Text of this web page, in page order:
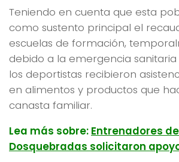
Teniendo en cuenta que esta
como sustento principal el
escuelas de formación,
debido a la emergencia sanitaria
los deportistas recibieron
en alimentos y productos que
canasta familiar.
Lea más sobre: Entrenadores
Dosquebradas solicitaron